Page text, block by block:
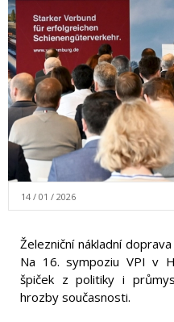
14 / 01 / 2026
Železniční nákladní
Na 16. sympoziu VPI v
špiček z politiky i
hrozby současnosti.